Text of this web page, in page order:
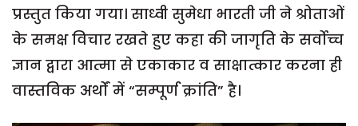
प्रस्तुत किया गया। साध्वी सुमेधा भारती जी ने श्रोताओं
के समक्ष विचार रखते हुए कहा की जागृति के सर्वोच्च
ज्ञान द्वारा आत्मा से एकाकार व साक्षात्कार करना ही
वास्तविक अर्थों में “सम्पूर्ण क्रांति” है।